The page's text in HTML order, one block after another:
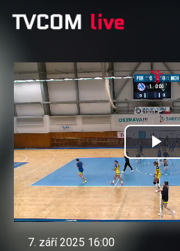
7. září 2025 16:00